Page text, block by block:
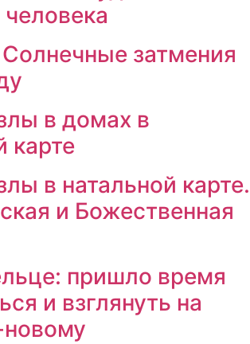
затмения
в домах в
карте
в натальной карте.
и Божественная
пришло время
и взглянуть на